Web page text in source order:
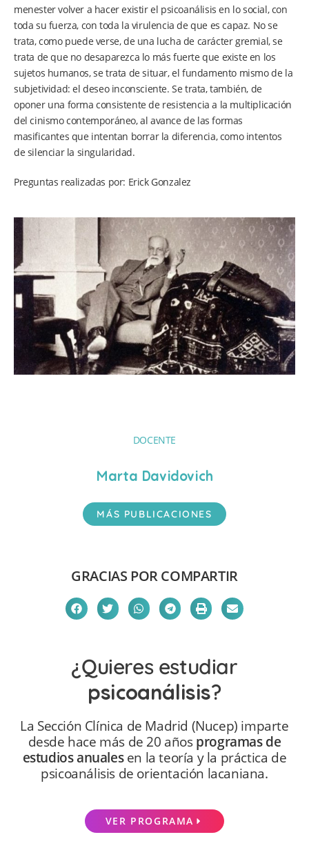
menester volver a hacer existir el psicoanálisis en lo social, con
toda su fuerza, con toda la virulencia de que es capaz. No se
trata, como puede verse, de una lucha de carácter gremial, se
trata de que no desaparezca lo más fuerte que existe en los
sujetos humanos, se trata de situar, el fundamento mismo de la
subjetividad: el deseo inconsciente. Se trata, también, de
oponer una forma consistente de resistencia a la multiplicación
del cinismo contemporáneo, al avance de las formas
masificantes que intentan borrar la diferencia, como intentos
de silenciar la singularidad.
Preguntas realizadas por: Erick Gonzalez
DOCENTE
Marta Davidovich
MÁS PUBLICACIONES
GRACIAS POR COMPARTIR
¿Quieres estudiar
psicoanálisis?
La Sección Clínica de Madrid (Nucep) imparte
desde hace más de 20 añosprogramas de
estudios anualesen la teoría y la práctica de
psicoanálisis de orientación lacaniana.
VER PROGRAMA